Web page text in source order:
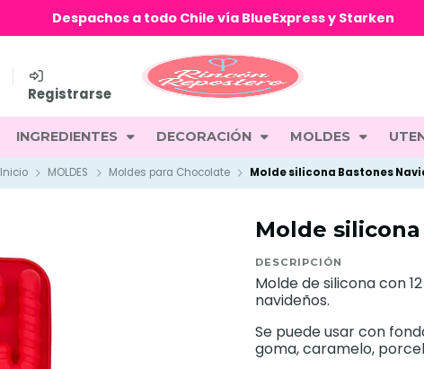
Registrarse
INGREDIENTES DECORACIÓN MOLDES
Despachos a todo Chile vía BlueExpress y Starken
Inicio MOLDES Moldes para Chocolate Molde silicona Bastones
Molde
DESCRIPCIÓN
Molde de silicona con
navideños.
Se puede usar con
goma, caramelo,